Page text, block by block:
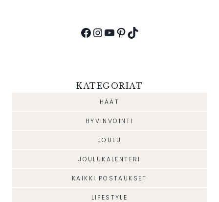
Facebook
Instagram
YouTube
Pinterest
TikTok
KATEGORIAT
HÄÄT
HYVINVOINTI
JOULU
JOULUKALENTERI
KAIKKI POSTAUKSET
LIFESTYLE